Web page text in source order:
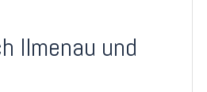
Ilmenau und